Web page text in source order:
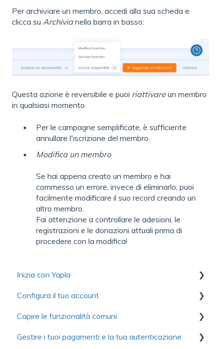
Per archiviare un membro, accedi alla sua scheda e
clicca su Archivianella barra in basso:
Questa azione è reversibile e puoi riattivareun membro
in qualsiasi momento.
Per le campagne semplificate, è sufficiente
annullare l'iscrizione del membro.
Modifica un membro
Se hai appena creato un membro e hai
commesso un errore, invece di eliminarlo, puoi
facilmente modificare il suo record creando un
altro membro.
Fai attenzione a controllare le adesioni, le
registrazioni e le donazioni attuali prima di
procedere con la modifica!
Inizia con Yapla
Raccolta di risorse utili per scoprire Yapla
Per iniziare
Ottimizzare l'utilizzo di Yapla
Configura il tuo account
Primi passi
Account
Capire le funzionalità comuni
Comunicazioni
Gestire i tuoi pagamenti e la tua autenticazione